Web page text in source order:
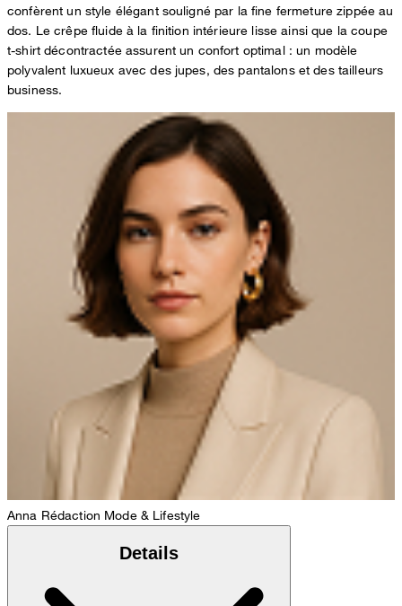
confèrent un style élégant souligné par la fine fermeture zippée au
dos. Le crêpe fluide à la finition intérieure lisse ainsi que la coupe
t-shirt décontractée assurent un confort optimal : un modèle
polyvalent luxueux avec des jupes, des pantalons et des tailleurs
business.
Anna Rédaction Mode & Lifestyle
Details